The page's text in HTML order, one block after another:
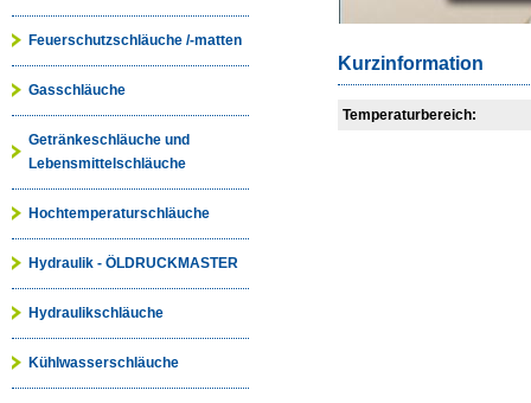
Kurzinformation
Temperaturbereich:
Feuerschutzschläuche /-matten
Gasschläuche
Getränkeschläuche und
Lebensmittelschläuche
Hochtemperaturschläuche
Hydraulik - ÖLDRUCKMASTER
Hydraulikschläuche
Kühlwasserschläuche